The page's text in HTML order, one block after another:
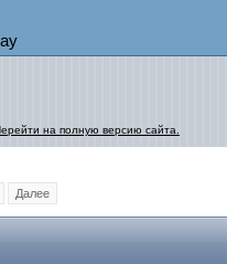
на полную версию сайта.
Далее